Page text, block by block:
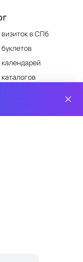
в СПб